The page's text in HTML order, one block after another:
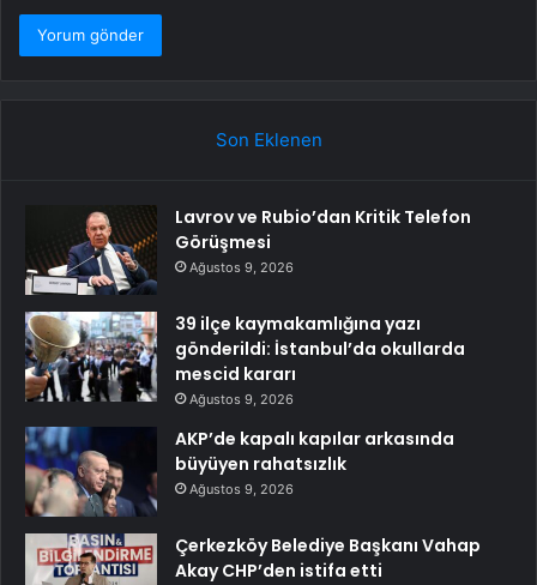
Son Eklenen
Lavrov ve Rubio’dan Kritik Telefon
Görüşmesi
Ağustos 9, 2026
39 ilçe kaymakamlığına yazı
gönderildi: İstanbul’da okullarda
mescid kararı
Ağustos 9, 2026
AKP’de kapalı kapılar arkasında
büyüyen rahatsızlık
Ağustos 9, 2026
Çerkezköy Belediye Başkanı Vahap
Akay CHP’den istifa etti